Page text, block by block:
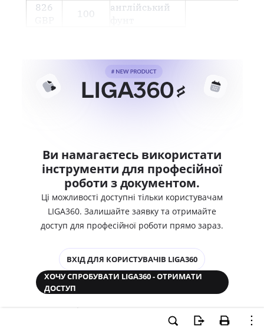
826
100
англiйський
Ви намагаєтесь використати
інструменти для професійної
роботи з документом.
Ці можливості доступні тільки користувачам
LIGA360. Залишайте заявку та отримайте
доступ для професійної роботи прямо зараз.
ВХІД ДЛЯ КОРИСТУВАЧІВ LIGA360
ХОЧУ СПРОБУВАТИ LIGA360 - ОТРИМАТИ
ДОСТУП
Корпоративні документи